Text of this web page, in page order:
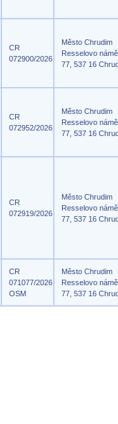
CR
072900/2026
Město Chrudim
Resselovo
77, 537 16
CR
072952/2026
Město Chrudim
Resselovo
77, 537 16
CR
072919/2026
Město Chrudim
Resselovo
77, 537 16
CR
071077/2026
OSM
Město Chrudim
Resselovo
77, 537 16